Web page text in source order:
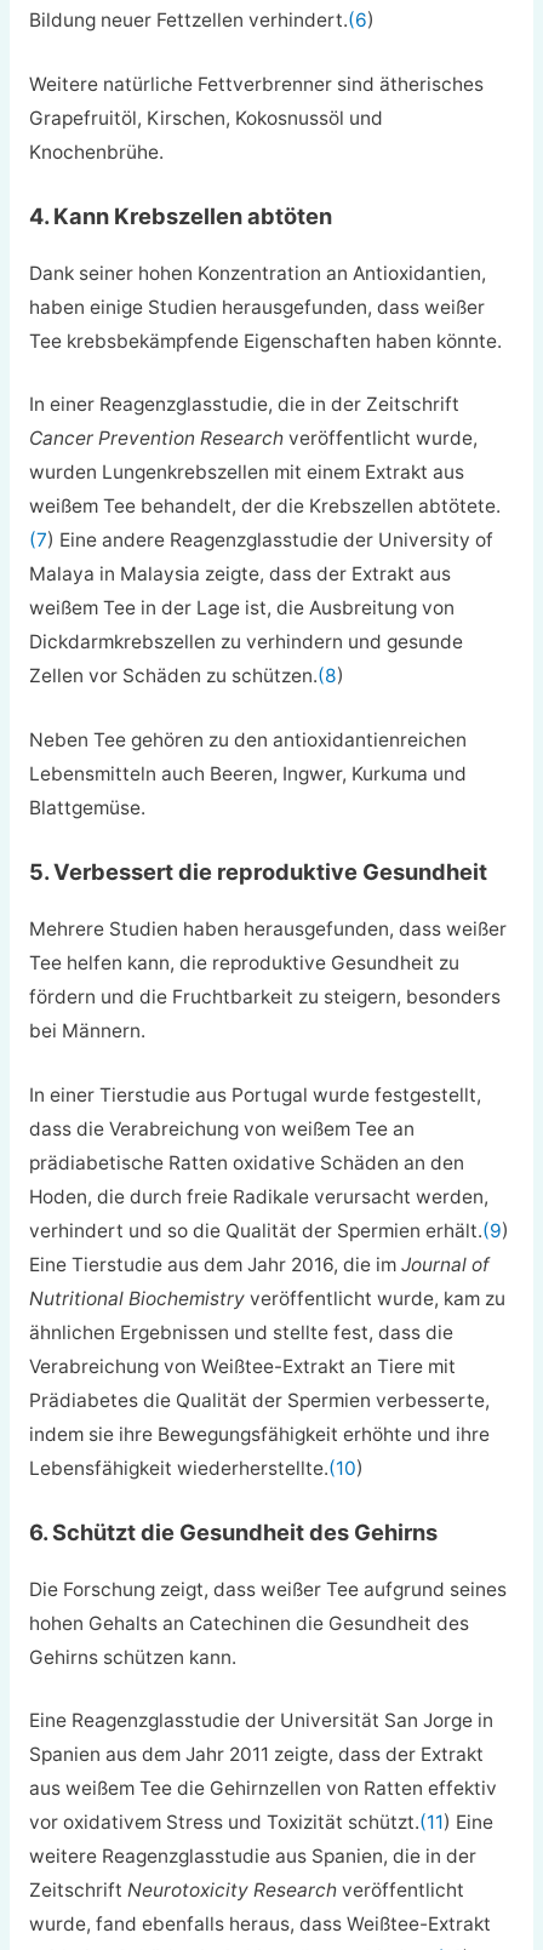
Bildung neuer Fettzellen verhindert.(6)
Weitere natürliche Fettverbrenner sind ätherisches
Grapefruitöl, Kirschen, Kokosnussöl und
Knochenbrühe.
4. Kann Krebszellen abtöten
Dank seiner hohen Konzentration an Antioxidantien,
haben einige Studien herausgefunden, dass weißer
Tee krebsbekämpfende Eigenschaften haben könnte.
In einer Reagenzglasstudie, die in der Zeitschrift
Cancer Prevention Research veröffentlicht wurde,
wurden Lungenkrebszellen mit einem Extrakt aus
weißem Tee behandelt, der die Krebszellen abtötete.
(7) Eine andere Reagenzglasstudie der University of
Malaya in Malaysia zeigte, dass der Extrakt aus
weißem Tee in der Lage ist, die Ausbreitung von
Dickdarmkrebszellen zu verhindern und gesunde
Zellen vor Schäden zu schützen.(8)
Neben Tee gehören zu den antioxidantienreichen
Lebensmitteln auch Beeren, Ingwer, Kurkuma und
Blattgemüse.
5. Verbessert die reproduktive Gesundheit
Mehrere Studien haben herausgefunden, dass weißer
Tee helfen kann, die reproduktive Gesundheit zu
fördern und die Fruchtbarkeit zu steigern, besonders
bei Männern.
In einer Tierstudie aus Portugal wurde festgestellt,
dass die Verabreichung von weißem Tee an
prädiabetische Ratten oxidative Schäden an den
Hoden, die durch freie Radikale verursacht werden,
verhindert und so die Qualität der Spermien erhält.(9)
Eine Tierstudie aus dem Jahr 2016, die im Journal of
Nutritional Biochemistryveröffentlicht wurde, kam zu
ähnlichen Ergebnissen und stellte fest, dass die
Verabreichung von Weißtee-Extrakt an Tiere mit
Prädiabetes die Qualität der Spermien verbesserte,
indem sie ihre Bewegungsfähigkeit erhöhte und ihre
Lebensfähigkeit wiederherstellte.(10)
6. Schützt die Gesundheit des Gehirns
Die Forschung zeigt, dass weißer Tee aufgrund seines
hohen Gehalts an Catechinen die Gesundheit des
Gehirns schützen kann.
Eine Reagenzglasstudie der Universität San Jorge in
Spanien aus dem Jahr 2011 zeigte, dass der Extrakt
aus weißem Tee die Gehirnzellen von Ratten effektiv
vor oxidativem Stress und Toxizität schützt.(11) Eine
weitere Reagenzglasstudie aus Spanien, die in der
Zeitschrift Neurotoxicity Researchveröffentlicht
wurde, fand ebenfalls heraus, dass Weißtee-Extrakt